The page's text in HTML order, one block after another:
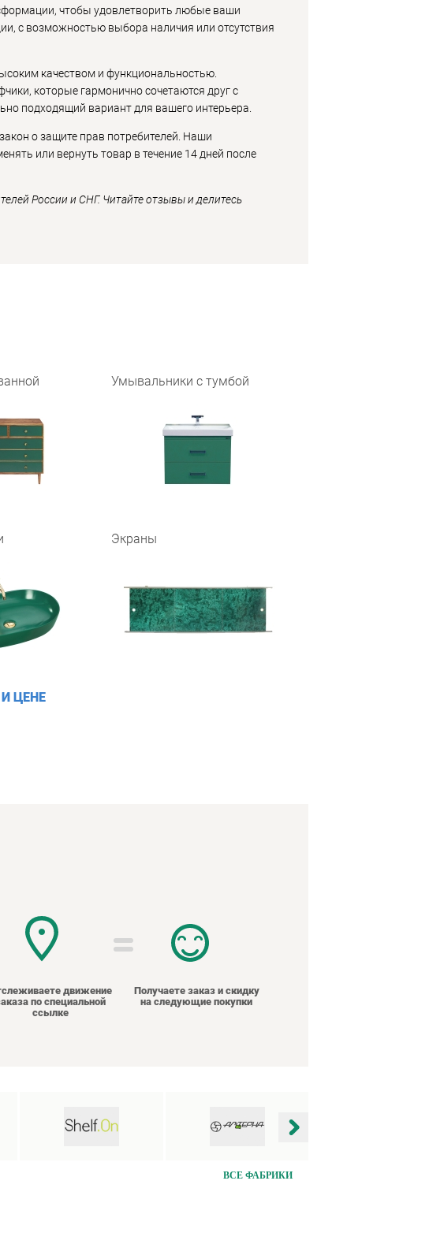
чтобы удовлетворить любые ваши
с возможностью выбора наличия или отсутствия
качеством и функциональностью.
которые гармонично сочетаются друг с
подходящий вариант для вашего интерьера.
о защите прав потребителей. Наши
или вернуть товар в течение 14 дней после
России и СНГ. Читайте отзывы и делитесь
Умывальники с тумбой
Экраны
ЦЕНЕ
движение
по специальной
ссылке
Получаете заказ и скидку
на следующие покупки
ВСЕ ФАБРИКИ